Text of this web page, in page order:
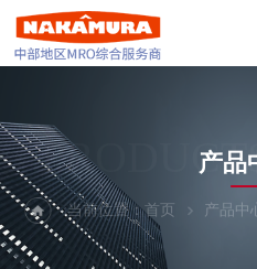
产品
当前位置：首页 产品中